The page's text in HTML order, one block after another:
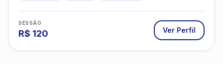
SESSÃO
R$ 120 Ver Perfil